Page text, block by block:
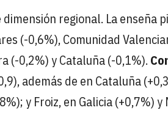
regional. La enseña
(-0,6%), Comunidad
(-0,2%) y Cataluña (-0,1%).
además de en Cataluña
y Froiz, en Galicia (+0,7%) y